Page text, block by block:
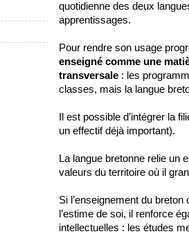
quotidienne des deux
apprentissages.
Pour rendre son usage
enseigné comme une
transversale : les
classes, mais la langue
Il est possible d’intégrer la
un effectif déjà important).
La langue bretonne relie un
valeurs du territoire où il
Si l’enseignement du
l’estime de soi, il renforce
intellectuelles : les études